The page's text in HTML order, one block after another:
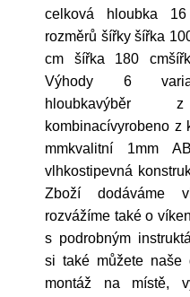
celková hloubka
rozměrů šířky šířka
cm šířka 180
Výhody 6
kombinacívyrobeno
mmkvalitní 1mm
vlhkostipevná
Zboží dodáváme
rozvážíme také o
s podrobným
si také můžete naše
montáž na místě,